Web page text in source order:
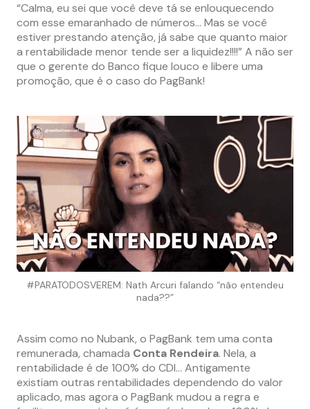
“Calma, eu sei que você deve tá se enlouquecendo
com esse emaranhado de números… Mas se você
estiver prestando atenção, já sabe que quanto maior
a rentabilidade menor tende ser a liquidez!!!!” A não ser
que o gerente do Banco fique louco e libere uma
promoção, que é o caso do PagBank!
#PARATODOSVEREM: Nath Arcuri falando “não entendeu
nada??”
Assim como no Nubank, o PagBank tem uma conta
remunerada, chamada Conta Rendeira. Nela, a
rentabilidade é de 100% do CDI… Antigamente
existiam outras rentabilidades dependendo do valor
aplicado, mas agora o PagBank mudou a regra e